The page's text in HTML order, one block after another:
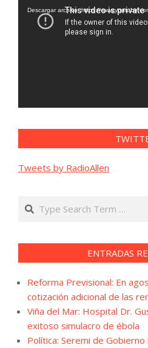
vídeo
Descargar archivo: https://
Tweets by RadioAllen
Search
ENTRADAS
Reforma Previsional: En
cotización adicional de las
Viña del Mar: Hospital Dr.
exitoso simulacro de ébola
Política: Seremi de